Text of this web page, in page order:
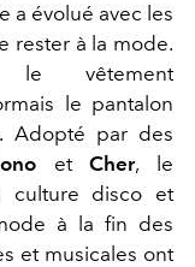
a évolué avec les
rester à la mode.
vêtement
le pantalon
Adopté par des
etCher, le
culture disco et
à la fin des
et musicales ont